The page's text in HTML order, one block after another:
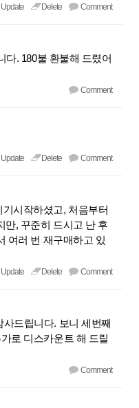
Update Delete Comment
다. 180불 환불해 드렸어
Comment
Update Delete Comment
시작하셨고, 처음부터
만, 꾸준히 드시고 난 후
여러 번 재구매하고 있
Update Delete Comment
드립니다. 보니 세번째
로 디스카운트 해 드릴
Comment